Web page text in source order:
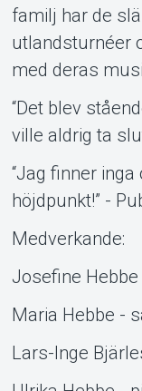
familj har de
utlandsturnéer
med deras
“Det blev
ville aldrig ta
“Jag finner
höjdpunkt!” -
Medverkande:
Josefine
Maria Hebbe -
Lars-Inge